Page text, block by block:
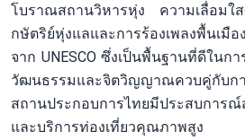
โบราณสถานวิหารหุ่ง ความเลื่อมใ
กษัตริย์หุ่งแลและการร้องเพลงพื้นเมื
จาก UNESCO ซึ่งเป็นพื้นฐานที่ดีในก
วัฒนธรรมและจิตวิญญาณควบคู่กั
สถานประกอบการไทยมีประสบการ
และบริการท่องเที่ยวคุณภาพสูง